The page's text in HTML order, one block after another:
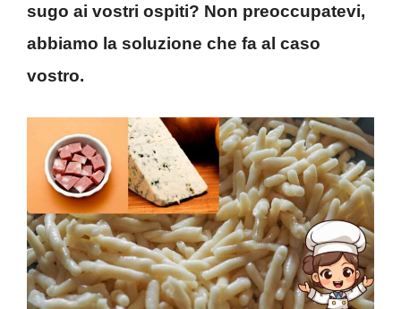
sugo ai vostri ospiti? Non preoccupatevi,
abbiamo la soluzione che fa al caso
vostro.